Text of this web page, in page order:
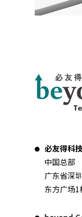
必友得科
中国总部
广东省深
东方广场